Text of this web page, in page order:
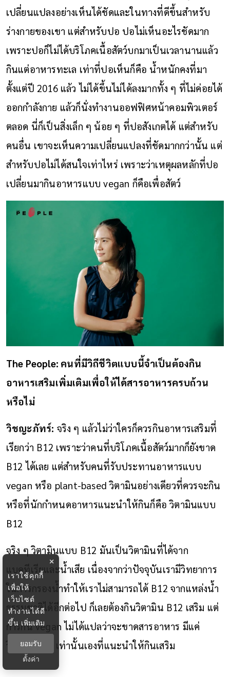
เปลี่ยนแปลงอย่างเห็นได้ชัดและในทางที่ดีขึ้นสำหรับ
ร่างกายของเขา แต่สำหรับปอ ปอไม่เห็นอะไรชัดมาก
เพราะปอก็ไม่ได้บริโภคเนื้อสัตว์บกมาเป็นเวลานานแล้ว
กินแต่อาหารทะเล เท่าที่ปอเห็นก็คือ น้ำหนักคงที่มา
ตั้งแต่ปี 2016 แล้ว ไม่ได้ขึ้นไม่ได้ลงมากทั้ง ๆ ที่ไม่ค่อยได้
ออกกำลังกาย แล้วก็นั่งทำงานออฟฟิศหน้าคอมพิวเตอร์
ตลอด นี่ก็เป็นสิ่งเล็ก ๆ น้อย ๆ ที่ปอสังเกตได้ แต่สำหรับ
คนอื่น เขาจะเห็นความเปลี่ยนแปลงที่ชัดมากกว่านั้น แต่
สำหรับปอไม่ได้สนใจเท่าไหร่ เพราะว่าเหตุผลหลักที่ปอ
เปลี่ยนมากินอาหารแบบ vegan ก็คือเพื่อสัตว์
The People: คนที่มีวิถีชีวิตแบบนี้จำเป็นต้องกิน
อาหารเสริมเพิ่มเติมเพื่อให้ได้สารอาหารครบถ้วน
หรือไม่
วิชญะภัทร์: จริง ๆ แล้วไม่ว่าใครก็ควรกินอาหารเสริมที่
เรียกว่า B12 เพราะว่าคนที่บริโภคเนื้อสัตว์มากก็ยังขาด
B12 ได้เลย แต่สำหรับคนที่รับประทานอาหารแบบ
vegan หรือ plant-based วิตามินอย่างเดียวที่ควรจะกิน
หรือที่นักกำหนดอาหารแนะนำให้กินก็คือ วิตามินแบบ
B12
จริง ๆ วิตามินแบบ B12 มันเป็นวิตามินที่ได้จาก
แบคทีเรียและน้ำเสีย เนื่องจากว่าปัจจุบันเรามีวิทยาการ
ในการกรองน้ำทำให้เราไม่สามารถได้ B12 จากแหล่งน้ำ
ธรรมชาติได้อีกต่อไป ก็เลยต้องกินวิตามิน B12 เสริม แต่
การกิน vegan ไม่ได้แปลว่าจะขาดสารอาหาร มีแค่
วิตามิน B12 เท่านั้นเองที่แนะนำให้กินเสริม
×
เราใช้คุกกี้
เพื่อให้
เว็บไซต์
ทำงานได้ดี
ขึ้น เพิ่มเติม
ยอมรับ
ตั้งค่า